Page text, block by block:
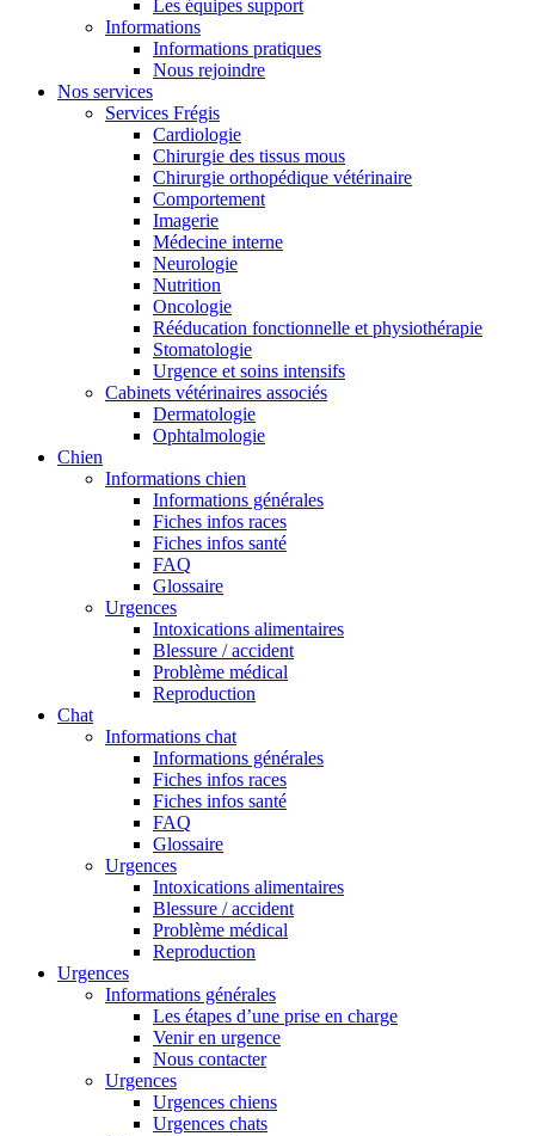
Les équipes support
Informations
Informations pratiques
Nous rejoindre
Nos services
Services Frégis
Cardiologie
Chirurgie des tissus mous
Chirurgie orthopédique vétérinaire
Comportement
Imagerie
Médecine interne
Neurologie
Nutrition
Oncologie
Rééducation fonctionnelle et physiothérapie
Stomatologie
Urgence et soins intensifs
Cabinets vétérinaires associés
Dermatologie
Ophtalmologie
Chien
Informations chien
Informations générales
Fiches infos races
Fiches infos santé
FAQ
Glossaire
Urgences
Intoxications alimentaires
Blessure / accident
Problème médical
Reproduction
Chat
Informations chat
Informations générales
Fiches infos races
Fiches infos santé
FAQ
Glossaire
Urgences
Intoxications alimentaires
Blessure / accident
Problème médical
Reproduction
Urgences
Informations générales
Les étapes d’une prise en charge
Venir en urgence
Nous contacter
Urgences
Urgences chiens
Urgences chats